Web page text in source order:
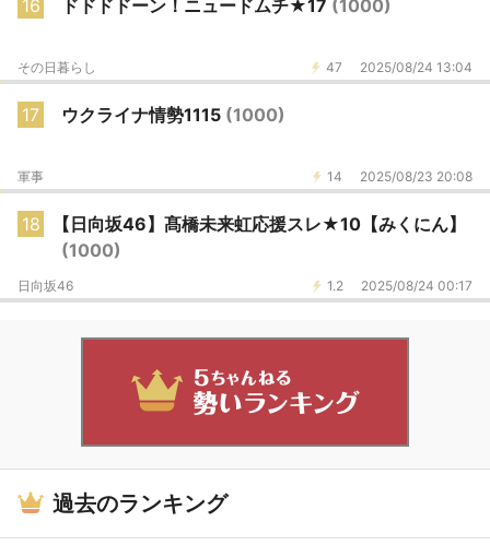
16 ドドドドーン！ニュードムチ★17 (1000)
47 2025/08/24 13:04
その日暮らし
17 ウクライナ情勢1115 (1000)
14 2025/08/23 20:08
軍事
18
【日向坂46】髙橋未来虹応援スレ★10【みくにん】
(1000)
1.2 2025/08/24 00:17
日向坂46
過去のランキング